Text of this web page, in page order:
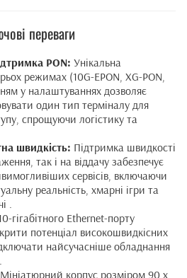
переваги
PON: Унікальна
режимах (10G-EPON, XG-PON,
у налаштуваннях дозволяє
один тип терміналу для
спрощуючи логістику та
швидкість: Підтримка швидкості
так і на віддачу забезпечує
сервісів, включаючи
реальність, хмарні ігри та
.
гігабітного Ethernet-порту
потенціал високошвидкісних
найсучасніше обладнання
Мініатюрний корпус розміром 90 x